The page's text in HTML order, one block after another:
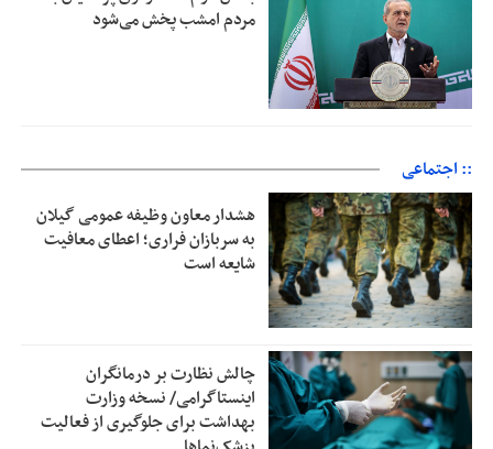
مردم امشب پخش می‌شود
:: اجتماعی
هشدار معاون وظیفه عمومی گیلان
به سربازان فراری؛ اعطای معافیت
شایعه است
چالش نظارت بر درمانگران
اینستاگرامی/ نسخه وزارت
بهداشت برای جلوگیری از فعالیت